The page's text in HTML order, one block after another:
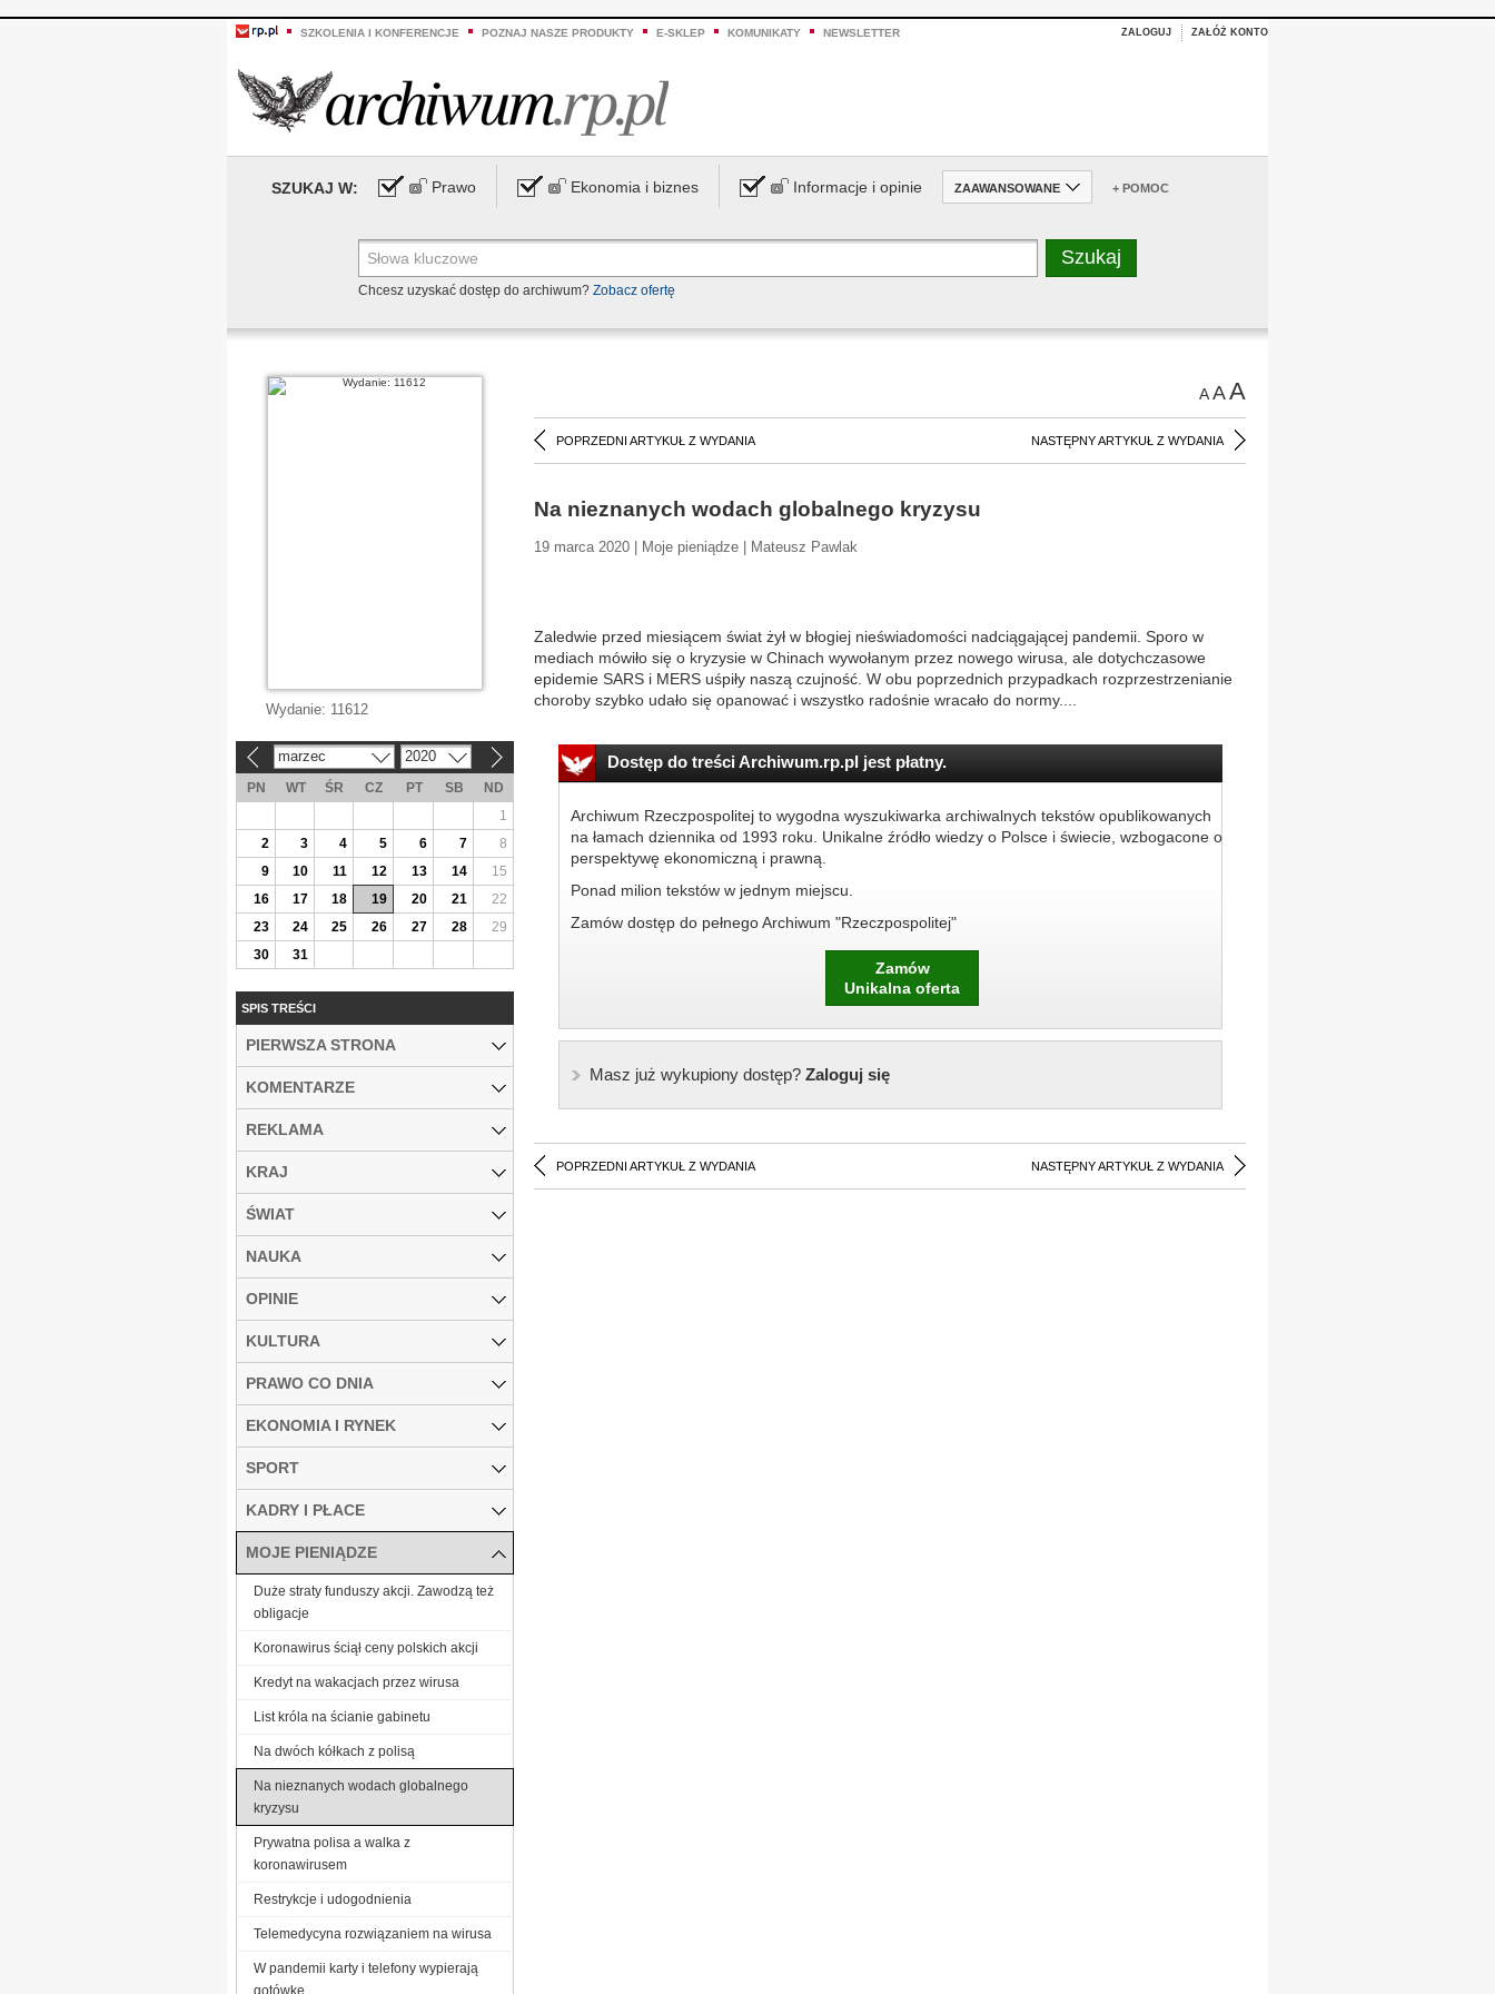
SZKOLENIA I KONFERENCJE POZNAJ NASZE PRODUKTY E-SKLEP KOMUNIKATY NEWSLETTER ZALOGUJ ZAŁÓŻ KONTO
SZUKAJ W: Prawo Ekonomia i biznes Informacje i opinie ZAAWANSOWANE + POMOC
Chcesz uzyskać dostęp do archiwum? Zobacz ofertę
AAA
POPRZEDNI ARTYKUŁ Z WYDANIA NASTĘPNY ARTYKUŁ Z WYDANIA
Na nieznanych wodach globalnego kryzysu
19 marca 2020 | Moje pieniądze | Mateusz Pawlak
Zaledwie przed miesiącem świat żył w błogiej nieświadomości nadciągającej pandemii. Sporo w
mediach mówiło się o kryzysie w Chinach wywołanym przez nowego wirusa, ale dotychczasowe
epidemie SARS i MERS uśpiły naszą czujność. W obu poprzednich przypadkach rozprzestrzenianie
choroby szybko udało się opanować i wszystko radośnie wracało do normy....
Dostęp do treści Archiwum.rp.pl jest płatny.
Archiwum Rzeczpospolitej to wygodna wyszukiwarka archiwalnych tekstów opublikowanych
na łamach dziennika od 1993 roku. Unikalne źródło wiedzy o Polsce i świecie, wzbogacone o
perspektywę ekonomiczną i prawną.
Ponad milion tekstów w jednym miejscu.
Zamów dostęp do pełnego Archiwum "Rzeczpospolitej"
Zamów
Unikalna oferta
Masz już wykupiony dostęp?Zaloguj się
POPRZEDNI ARTYKUŁ Z WYDANIA NASTĘPNY ARTYKUŁ Z WYDANIA
Wydanie: 11612
marzec 2020
PN WT ŚR CZ PT SB
ND
1
2
3 4 5 6 7
8
9
10 11 12 13 14
15
16
17 18 19 20 21
22
23
24 25 26 27 28
29
30
31
SPIS TREŚCI
PIERWSZA STRONA
KOMENTARZE
REKLAMA
KRAJ
ŚWIAT
NAUKA
OPINIE
KULTURA
PRAWO CO DNIA
EKONOMIA I RYNEK
SPORT
KADRY I PŁACE
MOJE PIENIĄDZE
Duże straty funduszy akcji. Zawodzą też
obligacje
Koronawirus ściął ceny polskich akcji
Kredyt na wakacjach przez wirusa
List króla na ścianie gabinetu
Na dwóch kółkach z polisą
Na nieznanych wodach globalnego
kryzysu
Prywatna polisa a walka z
koronawirusem
Restrykcje i udogodnienia
Telemedycyna rozwiązaniem na wirusa
W pandemii karty i telefony wypierają
gotówkę